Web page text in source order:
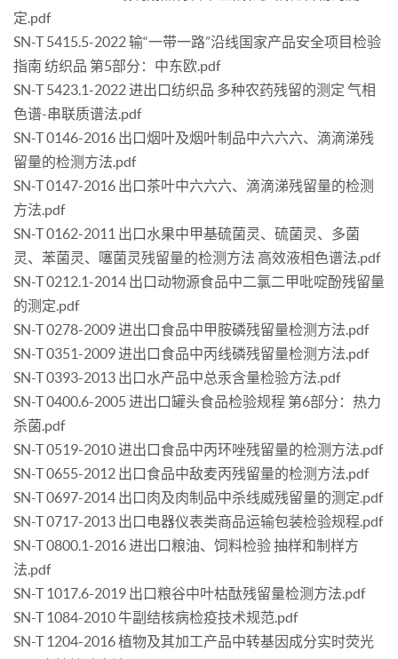
定.pdf
SN-T 5415.5-2022 输“一带一路”沿线国家产品安全项目检验
指南 纺织品 第5部分：中东欧.pdf
SN-T 5423.1-2022 进出口纺织品 多种农药残留的测定 气相
色谱-串联质谱法.pdf
SN-T 0146-2016 出口烟叶及烟叶制品中六六六、滴滴涕残
留量的检测方法.pdf
SN-T 0147-2016 出口茶叶中六六六、滴滴涕残留量的检测
方法.pdf
SN-T 0162-2011 出口水果中甲基硫菌灵、硫菌灵、多菌
灵、苯菌灵、噻菌灵残留量的检测方法 高效液相色谱法.pdf
SN-T 0212.1-2014 出口动物源食品中二氯二甲吡啶酚残留量
的测定.pdf
SN-T 0278-2009 进出口食品中甲胺磷残留量检测方法.pdf
SN-T 0351-2009 进出口食品中丙线磷残留量检测方法.pdf
SN-T 0393-2013 出口水产品中总汞含量检验方法.pdf
SN-T 0400.6-2005 进出口罐头食品检验规程 第6部分：热力
杀菌.pdf
SN-T 0519-2010 进出口食品中丙环唑残留量的检测方法.pdf
SN-T 0655-2012 出口食品中敌麦丙残留量的检测方法.pdf
SN-T 0697-2014 出口肉及肉制品中杀线威残留量的测定.pdf
SN-T 0717-2013 出口电器仪表类商品运输包装检验规程.pdf
SN-T 0800.1-2016 进出口粮油、饲料检验 抽样和制样方
法.pdf
SN-T 1017.6-2019 出口粮谷中叶枯酞残留量检测方法.pdf
SN-T 1084-2010 牛副结核病检疫技术规范.pdf
SN-T 1204-2016 植物及其加工产品中转基因成分实时荧光